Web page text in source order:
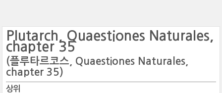
Plutarch, Quaestiones Naturales,
chapter 35
(플루타르코스, Quaestiones Naturales,
chapter 35)
상위